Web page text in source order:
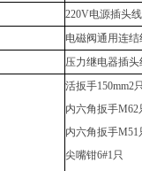
220V电源插头线
电磁阀通用连结
压力继电器插头
活扳手150mm2
内六角扳手
内六角扳手
尖嘴钳6#1只